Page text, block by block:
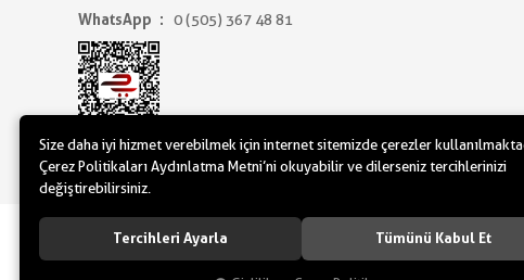
WhatsApp
0 (505) 367 48 81
www.yilbasimalzemeleri.com -
Size daha iyi hizmet verebilmek için internet sitemizde çerezler
Çerez Politikaları Aydınlatma Metni’ni okuyabilir ve dilerseniz tercihlerinizi
değiştirebilirsiniz.
Tercihleri Ayarla Tümünü Kabul Et